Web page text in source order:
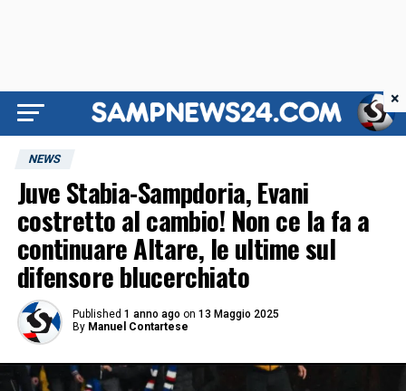
NEWS
Juve Stabia-Sampdoria, Evani
costretto al cambio! Non ce la fa a
continuare Altare, le ultime sul
difensore blucerchiato
Published 1 anno ago on 13 Maggio 2025
By Manuel Contartese
×